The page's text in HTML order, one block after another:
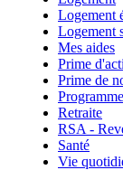
Logement
Logement
Mes aides
Prime
Prime de
Retraite
RSA -
Santé
Vie